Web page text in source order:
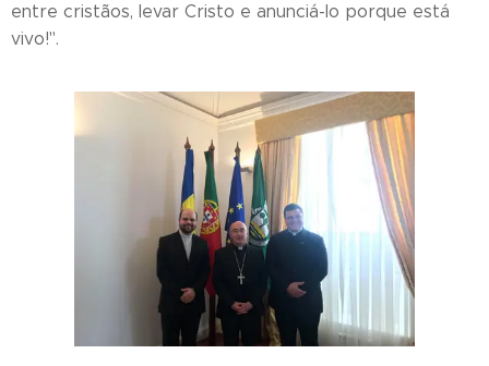
entre cristãos, levar Cristo e anunciá-lo porque está
vivo!".